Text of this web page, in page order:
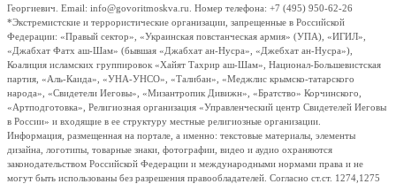
Георгиевич. Email: info@govoritmoskva.ru. Номер телефона: +7 (495) 950-62-26
*Экстремистские и террористические организации, запрещенные в Российской
Федерации: «Правый сектор», «Украинская повстанческая армия» (УПА), «ИГИЛ»,
«Джабхат Фатх аш-Шам» (бывшая «Джабхат ан-Нусра», «Джебхат ан-Нусра»),
Коалиция исламских группировок «Хайят Тахрир аш-Шам», Национал-Большевистская
партия, «Аль-Каида», «УНА-УНСО», «Талибан», «Меджлис крымско-татарского
народа», «Свидетели Иеговы», «Мизантропик Дивижн», «Братство» Корчинского,
«Артподготовка», Религиозная организация «Управленческий центр Свидетелей Иеговы
в России» и входящие в ее структуру местные религиозные организации.
Информация, размещенная на портале, а именно: текстовые материалы, элементы
дизайна, логотипы, товарные знаки, фотографии, видео и аудио охраняются
законодательством Российской Федерации и международными нормами права и не
могут быть использованы без разрешения правообладателей. Согласно ст.ст. 1274,1275